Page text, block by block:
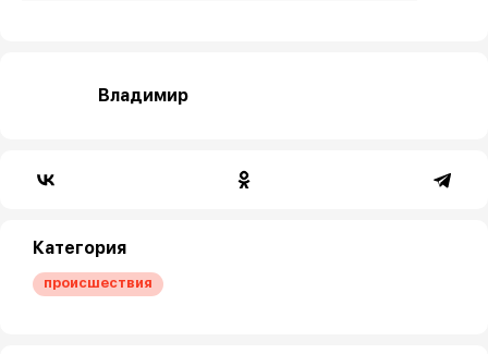
Владимир
Категория
происшествия